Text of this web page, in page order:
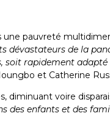
pauvreté
dévastateurs de la
rapidement
et Catherine
voire
des enfants et des